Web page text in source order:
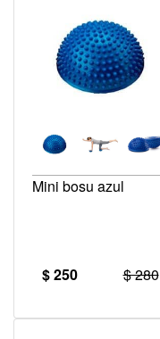
Mini bosu azul
$ 250 $ 280